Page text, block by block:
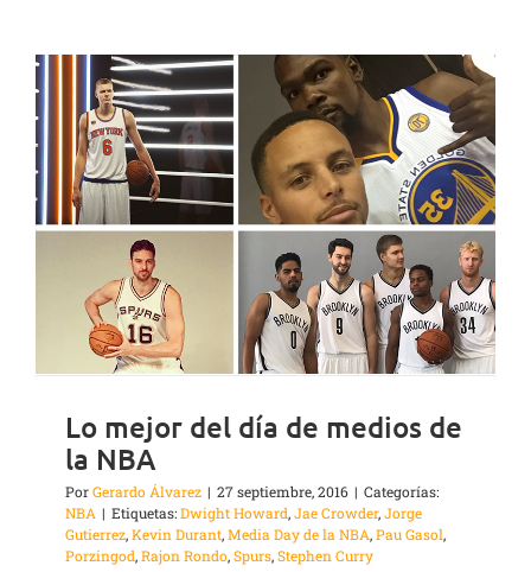
Lo mejor del día de medios de
la NBA
PorGerardo Álvarez | 27 septiembre, 2016 | Categorías:
NBA | Etiquetas:Dwight Howard,Jae Crowder,Jorge
Gutierrez,Kevin Durant,Media Day de la NBA,Pau Gasol,
Porzingod,Rajon Rondo,Spurs,Stephen Curry